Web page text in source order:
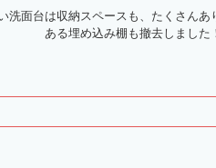
洗面台は収納スペースも、たくさんあ
ある埋め込み棚も撤去しました